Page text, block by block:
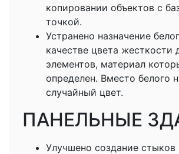
копировании объектов с
точкой.
Устранено назначение
качестве цвета жесткости
элементов, материал
определен. Вместо белого
случайный цвет.
ПАНЕЛЬНЫЕ
Улучшено создание стыков